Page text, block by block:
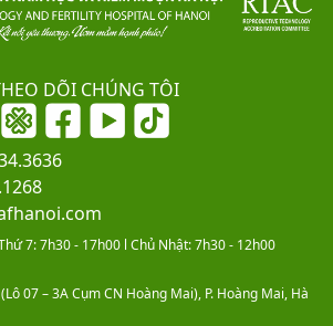
DÕI CHÚNG TÔI
7: 7h30 - 17h00 l Chủ Nhật: 7h30 - 12h00
07 – 3A Cụm CN Hoàng Mai), P. Hoàng Mai, Hà